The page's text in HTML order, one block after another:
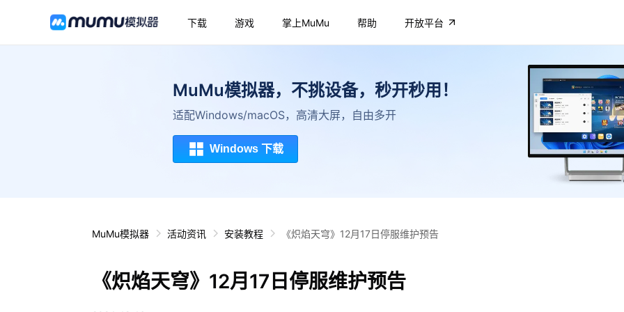
下载 游戏 掌上MuMu 帮助 开放平台
MuMu模拟器，不挑设备，秒开秒用！
适配Windows/macOS，高清大屏，自由多开
Windows 下载
MuMu模拟器 活动资讯 安装教程 《炽焰天穹》12月17日停服维护预告
《炽焰天穹》12月17日停服维护预告